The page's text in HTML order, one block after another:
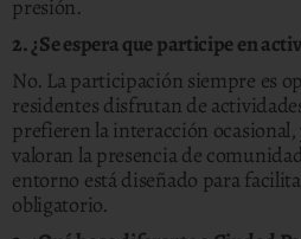
presión.
2. ¿Se espera que participe en
No. La participación siempre es
residentes disfrutan de
prefieren la interacción
valoran la presencia de
entorno está diseñado para
obligatorio.